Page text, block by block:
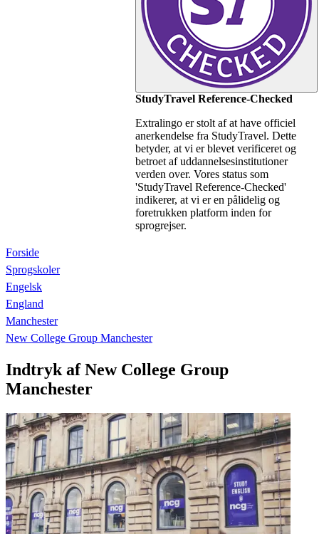
StudyTravel Reference-Checked
Extralingo er stolt af at have officiel
anerkendelse fra StudyTravel. Dette
betyder, at vi er blevet verificeret og
betroet af uddannelsesinstitutioner
verden over. Vores status som
'StudyTravel Reference-Checked'
indikerer, at vi er en pålidelig og
foretrukken platform inden for
sprogrejser.
Forside
Sprogskoler
Engelsk
England
Manchester
New College Group Manchester
Indtryk af New College Group
Manchester